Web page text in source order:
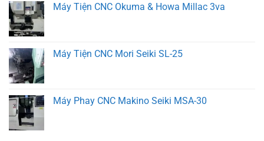
Máy Tiện CNC Okuma & Howa Millac 3va
Máy Tiện CNC Mori Seiki SL-25
Máy Phay CNC Makino Seiki MSA-30